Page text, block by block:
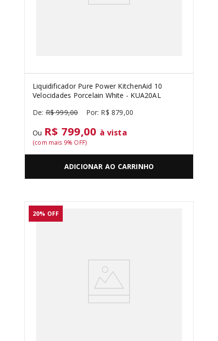
Liquidificador Pure Power KitchenAid 10
Velocidades Porcelain White - KUA20AL
R$ 999,00 R$ 879,00
Ou R$ 799,00 à vista
(com mais 9% OFF)
ADICIONAR AO CARRINHO
20% OFF